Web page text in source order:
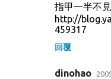
指甲一半不
http://
459317
回覆
dinohao